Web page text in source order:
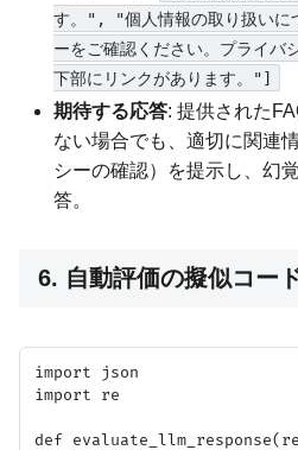
す。", "個人情報の取り扱いに
ーをご確認ください。プライバ
下部にリンクがあります。"]
期待する応答: 提供された
ない場合でも、適切に関連
シーの確認）を提示し、幻
答。
6. 自動評価の擬似コー
import json
import re
def